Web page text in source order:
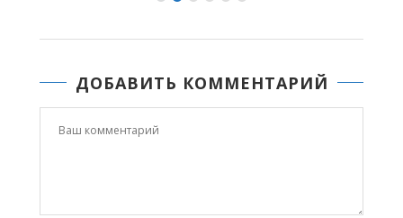
ДОБАВИТЬ КОММЕНТАРИЙ